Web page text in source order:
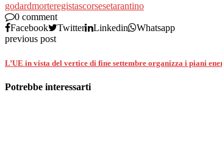
godardmorteregistascorsesetarantino
0 comment
Facebook
Twitter Linkedin
Whatsapp
previous post
L’UE in vista del vertice di fine settembre organizza i piani
Potrebbe interessarti